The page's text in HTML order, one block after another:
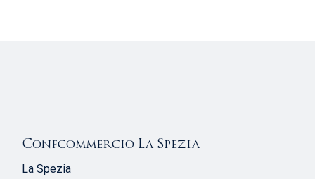
Confcommercio La Spezia
La Spezia